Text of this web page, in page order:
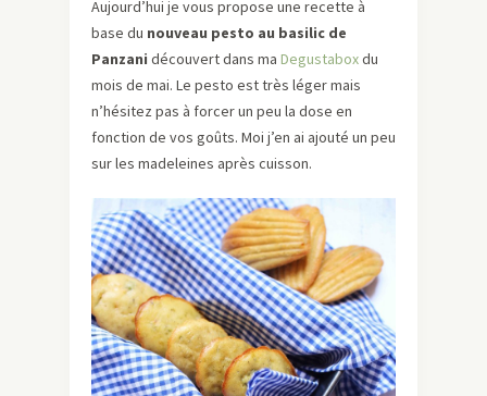
Aujourd’hui je vous propose une recette à
base du nouveau pesto au basilic de
Panzani découvert dans ma Degustaboxdu
mois de mai. Le pesto est très léger mais
n’hésitez pas à forcer un peu la dose en
fonction de vos goûts. Moi j’en ai ajouté un peu
sur les madeleines après cuisson.